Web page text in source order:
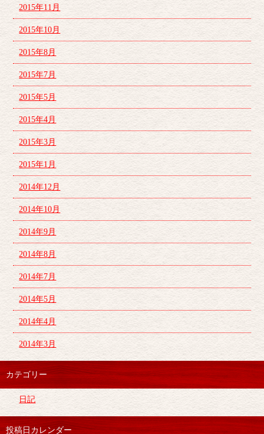
2015年11月
2015年10月
2015年8月
2015年7月
2015年5月
2015年4月
2015年3月
2015年1月
2014年12月
2014年10月
2014年9月
2014年8月
2014年7月
2014年5月
2014年4月
2014年3月
カテゴリー
日記
投稿日カレンダー